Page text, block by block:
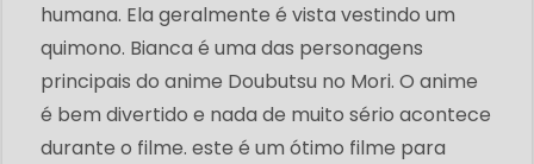
humana. Ela geralmente é vista vestindo um
quimono. Bianca é uma das personagens
principais do anime Doubutsu no Mori. O anime
é bem divertido e nada de muito sério acontece
durante o filme. este é um ótimo filme para